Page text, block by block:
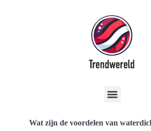
Wat zijn de voordelen van